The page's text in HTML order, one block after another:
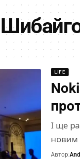
LIFE
І ще
новим
Автор: